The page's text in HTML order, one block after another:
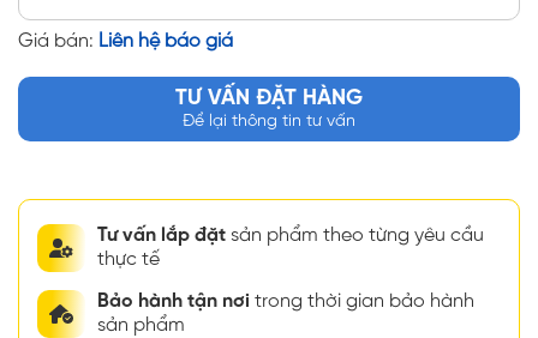
Giá bán: Liên hệ báo giá
TƯ VẤN ĐẶT HÀNG
Để lại thông tin tư vấn
Tư vấn lắp đặt sản phẩm theo từng yêu cầu
thực tế
Bảo hành tận nơi trong thời gian bảo hành
sản phẩm